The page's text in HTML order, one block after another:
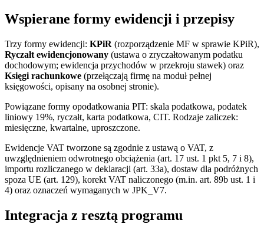
Wspierane formy ewidencji i przepisy
Trzy formy ewidencji: KPiR (rozporządzenie MF w sprawie KPiR),
Ryczałt ewidencjonowany (ustawa o zryczałtowanym podatku
dochodowym; ewidencja przychodów w przekroju stawek) oraz
Księgi rachunkowe (przełączają firmę na moduł pełnej
księgowości, opisany na osobnej stronie).
Powiązane formy opodatkowania PIT: skala podatkowa, podatek
liniowy 19%, ryczałt, karta podatkowa, CIT. Rodzaje zaliczek:
miesięczne, kwartalne, uproszczone.
Ewidencje VAT tworzone są zgodnie z ustawą o VAT, z
uwzględnieniem odwrotnego obciążenia (art. 17 ust. 1 pkt 5, 7 i 8),
importu rozliczanego w deklaracji (art. 33a), dostaw dla podróżnych
spoza UE (art. 129), korekt VAT naliczonego (m.in. art. 89b ust. 1 i
4) oraz oznaczeń wymaganych w JPK_V7.
Integracja z resztą programu